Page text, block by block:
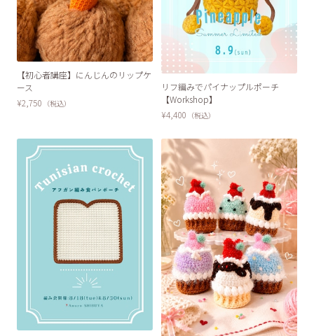
【初心者講座】にんじんのリップケ
ース
¥2,750 （税込）
リフ編みでパイナップルポーチ
【Workshop】
¥4,400 （税込）